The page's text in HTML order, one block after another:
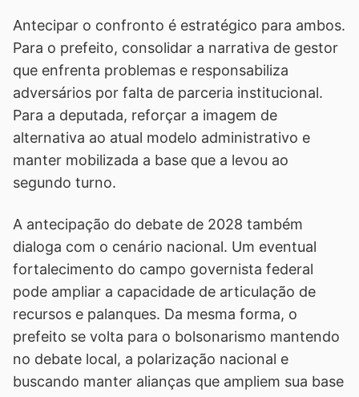
Antecipar o confronto é estratégico para ambos.
Para o prefeito, consolidar a narrativa de gestor
que enfrenta problemas e responsabiliza
adversários por falta de parceria institucional.
Para a deputada, reforçar a imagem de
alternativa ao atual modelo administrativo e
manter mobilizada a base que a levou ao
segundo turno.
A antecipação do debate de 2028 também
dialoga com o cenário nacional. Um eventual
fortalecimento do campo governista federal
pode ampliar a capacidade de articulação de
recursos e palanques. Da mesma forma, o
prefeito se volta para o bolsonarismo mantendo
no debate local, a polarização nacional e
buscando manter alianças que ampliem sua base